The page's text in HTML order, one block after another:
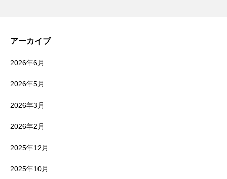
アーカイブ
2026年6月
2026年5月
2026年3月
2026年2月
2025年12月
2025年10月